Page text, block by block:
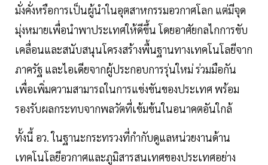
มั่งคั่งหรือการเป็นผู้นำในอุตสาหกรรมอวกาศโลก แต่มีจุด
มุ่งหมายเพื่อนำพาประเทศให้ดีขึ้น โดยอาศัยกลไกการขับ
เคลื่อนและสนับสนุนโครงสร้างพื้นฐานทางเทคโนโลยีจาก
ภาครัฐ และไอเดียจากผู้ประกอบการรุ่นใหม่ ร่วมมือกัน
เพื่อเพิ่มความสามารถในการแข่งขันของประเทศ พร้อม
รองรับผลกระทบจากพลวัตที่เข้มข้นในอนาคตอันใกล้
ทั้งนี้ อว. ในฐานะกระทรวงที่กำกับดูแลหน่วยงานด้าน
เทคโนโลยีอวกาศและภูมิสารสนเทศของประเทศอย่าง